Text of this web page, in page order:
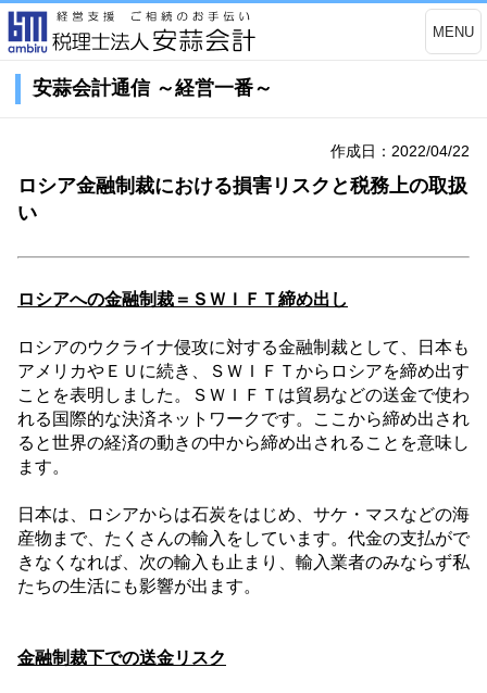
MENU
安蒜会計通信 ～経営一番～
作成日：2022/04/22
ロシア金融制裁における損害リスクと税務上の取扱
い
ロシアへの金融制裁＝ＳＷＩＦＴ締め出し
ロシアのウクライナ侵攻に対する金融制裁として、日本も
アメリカやＥＵに続き、ＳＷＩＦＴからロシアを締め出す
ことを表明しました。ＳＷＩＦＴは貿易などの送金で使わ
れる国際的な決済ネットワークです。ここから締め出され
ると世界の経済の動きの中から締め出されることを意味し
ます。
日本は、ロシアからは石炭をはじめ、サケ・マスなどの海
産物まで、たくさんの輸入をしています。代金の支払がで
きなくなれば、次の輸入も止まり、輸入業者のみならず私
たちの生活にも影響が出ます。
金融制裁下での送金リスク